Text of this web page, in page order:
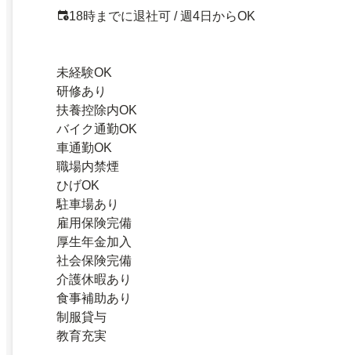
18時までに退社可 / 週4日からOK
未経験OK
研修あり
扶養控除内OK
バイク通勤OK
車通勤OK
職場内禁煙
ひげOK
駐車場あり
雇用保険完備
厚生年金加入
社会保険完備
介護休暇あり
食事補助あり
制服貸与
教育充実